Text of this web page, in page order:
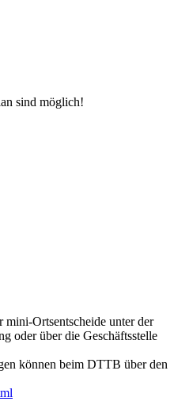
sind möglich!
Ortsentscheide unter der
oder über die Geschäftsstelle
können beim DTTB über den